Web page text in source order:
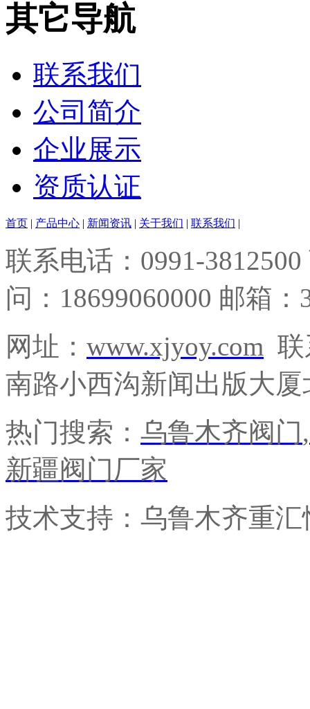
其它导航
联系我们
公司简介
企业展示
资质认证
首页 | 产品中心 | 新闻资讯 | 关于我们 | 联系我们 |
联系电话：0991-
问：18699060000 邮箱：
网址： www.xjyoy.com
南路小西沟新闻出版大厦
热门搜索： 乌鲁木齐阀门,
新疆阀门厂家
技术支持：乌鲁木齐重